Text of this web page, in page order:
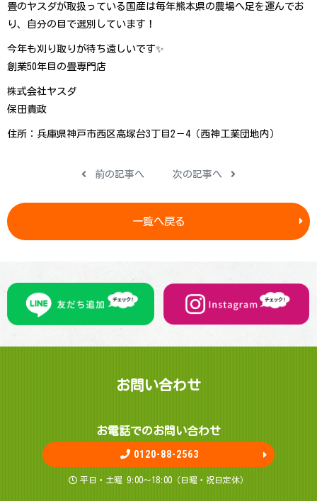
畳のヤスダが取扱っている国産は毎年熊本県の農場へ足を運んでお
り、自分の目で選別して い ま す ！
今年も刈り取りが待ち遠しいです✨
創業50年目の畳専門店
株式会社ヤスダ
保田貴政
住所：兵庫県神戸市西区高塚台3丁目2－4（西神工業 団 地 内 ）
前の記事へ 次の記事へ
一覧へ戻る
お問 い 合 わ せ
お電話でのお問 い 合 わ せ
0120-88-2563
平日・土曜 9:00～18:00（日曜・祝日定休）